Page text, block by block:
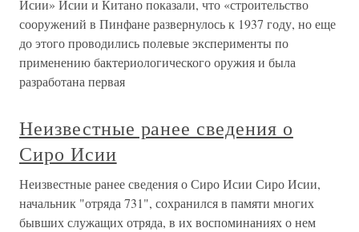
Исии» Исии и Китано показали, что «строительство
сооружений в Пинфане развернулось к 1937 году, но еще
до этого проводились полевые эксперименты по
применению бактериологического оружия и была
разработана первая
Неизвестные ранее сведения о
Сиро Исии
Неизвестные ранее сведения о Сиро Исии Сиро Исии,
начальник "отряда 731", сохранился в памяти многих
бывших служащих отряда, в их воспоминаниях о нем